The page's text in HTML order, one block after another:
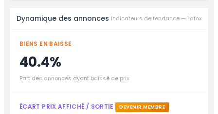
Dynamique des annonces Indicateurs de tendance — Lafox
BIENS EN BAISSE
40.4%
Part des annonces ayant baissé de prix
ÉCART PRIX AFFICHÉ / SORTIE DEVENIR MEMBRE